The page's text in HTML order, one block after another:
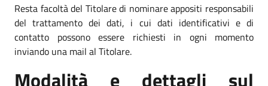
Resta facoltà del Titolare di nominare appositi responsabili
del trattamento dei dati, i cui dati identificativi e di
contatto possono essere richiesti in ogni momento
inviando una mail al Titolare.
Modalità e dettagli sul